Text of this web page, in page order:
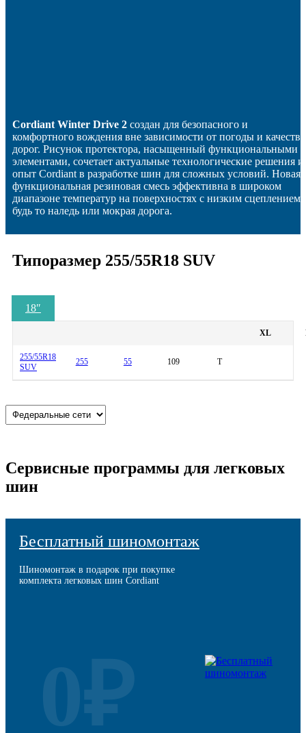
Cordiant Winter Drive 2 создан для безопасного и
комфортного вождения вне зависимости от погоды и качества
дорог. Рисунок протектора, насыщенный функциональными
элементами, сочетает актуальные технологические решения и
опыт Cordiant в разработке шин для сложных условий. Новая
функциональная резиновая смесь эффективна в широком
диапазоне температур на поверхностях с низким сцеплением,
будь то наледь или мокрая дорога.
Типоразмер 255/55R18 SUV
18″
XL
255/55R18
SUV
255 55 109 T
Сервисные программы для легковых
шин
Бесплатный шиномонтаж
Шиномонтаж в подарок при покупке
комплекта легковых шин Cordiant